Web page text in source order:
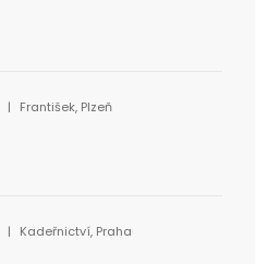
František, Plzeň
Kadeřnictví, Praha